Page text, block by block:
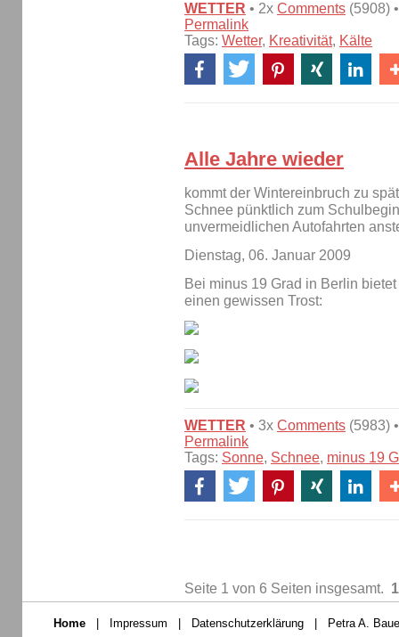
WETTER • 2x Comments (5908) •
Permalink
Tags: Wetter, Kreativität, Kälte
Alle Jahre wieder
kommt der Wintereinbruch zu
Schnee pünktlich zum
unvermeidlichen Autofahrten
Dienstag, 06. Januar 2009
Bei minus 19 Grad in Berlin
einen gewissen Trost:
WETTER • 3x Comments (5983) •
Permalink
Tags: Sonne, Schnee, minus 19
Seite 1 von 6 Seiten insgesamt. 1
Home Impressum Datenschutzerklärung Petra A.